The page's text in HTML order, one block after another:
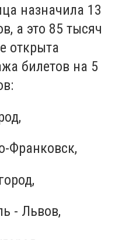
назначила 13
а это 85 тысяч
открыта
билетов на 5
Франковск,
- Львов,